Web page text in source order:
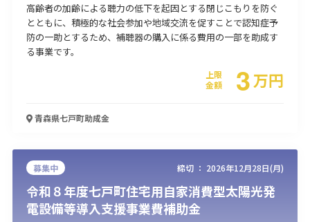
高齢者の加齢による聴力の低下を起因とする閉じこもりを防ぐ
とともに、積極的な社会参加や地域交流を促すことで認知症予
防の一助とするため、補聴器の購入に係る費用の一部を助成す
る事業です。
上限
金額
3万円
青森県七戸町助成金
募集中 締切 ： 2026年12月28日(月)
令和８年度七戸町住宅用自家消費型太陽光発
電設備等導入支援事業費補助金